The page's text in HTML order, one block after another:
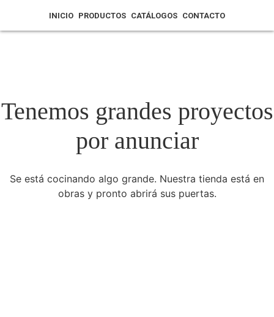
INICIO PRODUCTOS CATÁLOGOS CONTACTO
Tenemos grandes proyectos
por anunciar
Se está cocinando algo grande. Nuestra tienda está en
obras y pronto abrirá sus puertas.